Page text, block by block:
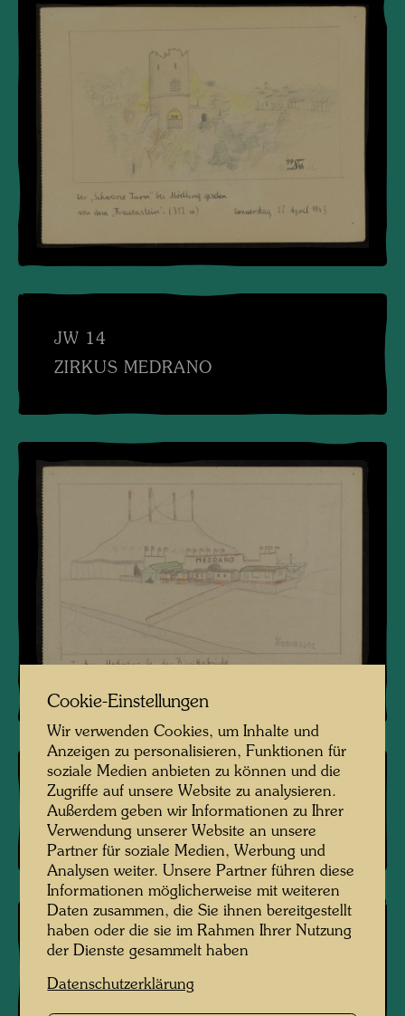
JW 14
ZIRKUS MEDRANO
JW 16
BILD FÜR MUTTERTAG
Cookie-Einstellungen
Wir verwenden Cookies, um Inhalte und
Anzeigen zu personalisieren, Funktionen für
soziale Medien anbieten zu können und die
Zugriffe auf unsere Website zu analysieren.
Außerdem geben wir Informationen zu Ihrer
Verwendung unserer Website an unsere
Partner für soziale Medien, Werbung und
Analysen weiter. Unsere Partner führen diese
Informationen möglicherweise mit weiteren
Daten zusammen, die Sie ihnen bereitgestellt
haben oder die sie im Rahmen Ihrer Nutzung
der Dienste gesammelt haben
Datenschutzerklärung